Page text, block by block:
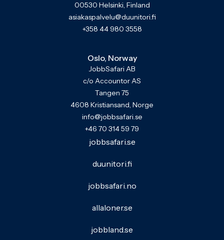
00530 Helsinki, Finland
asiakaspalvelu@duunitori.fi
+358 44 980 3558
Oslo, Norway
JobbSafari AB
c/o Accountor AS
Tangen 75
4608 Kristiansand, Norge
info@jobbsafari.se
+46 70 314 59 79
jobbsafari.se
duunitori.fi
jobbsafari.no
allaloner.se
jobbland.se